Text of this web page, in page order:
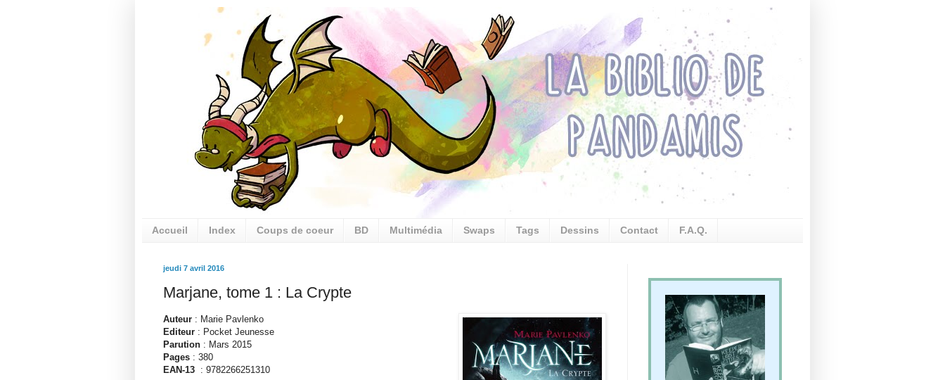
Accueil Index Coups de coeur BD Multimédia Swaps Tags Dessins Contact F.A.Q.
jeudi 7 avril 2016
Marjane, tome 1 : La Crypte
Auteur : Marie Pavlenko
Editeur : Pocket Jeunesse
Parution : Mars 2015
Pages : 380
EAN-13 : 9782266251310